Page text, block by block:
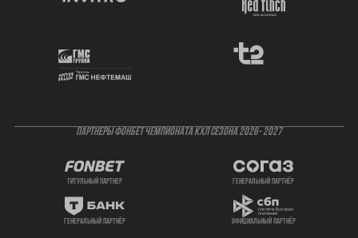
ПАРТНЕРЫ ФОНБЕТ ЧЕМПИОНАТА КХЛ СЕЗОНА 2026- 2027
титульный партнер генеральный партнёр
генеральный партнёр официальный партнёр